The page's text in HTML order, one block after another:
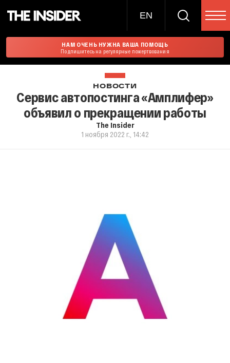
EN
НАМ ОЧЕНЬ НУЖНА ВАША ПОМОЩЬ
Подпишитесь на регулярные пожертвования
НОВОСТИ
Сервис автопостинга «Амплифер»
объявил о прекращении работы
The Insider
1 ноября 2022 г., 14:42